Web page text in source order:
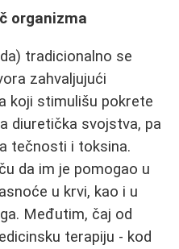
organizma
tradicionalno se
zahvaljujući
koji stimulišu pokrete
diuretička svojstva, pa
tečnosti i toksina.
da im je pomogao u
u krvi, kao i u
Međutim, čaj od
terapiju - kod